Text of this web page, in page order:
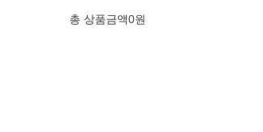
총 상품금액0원